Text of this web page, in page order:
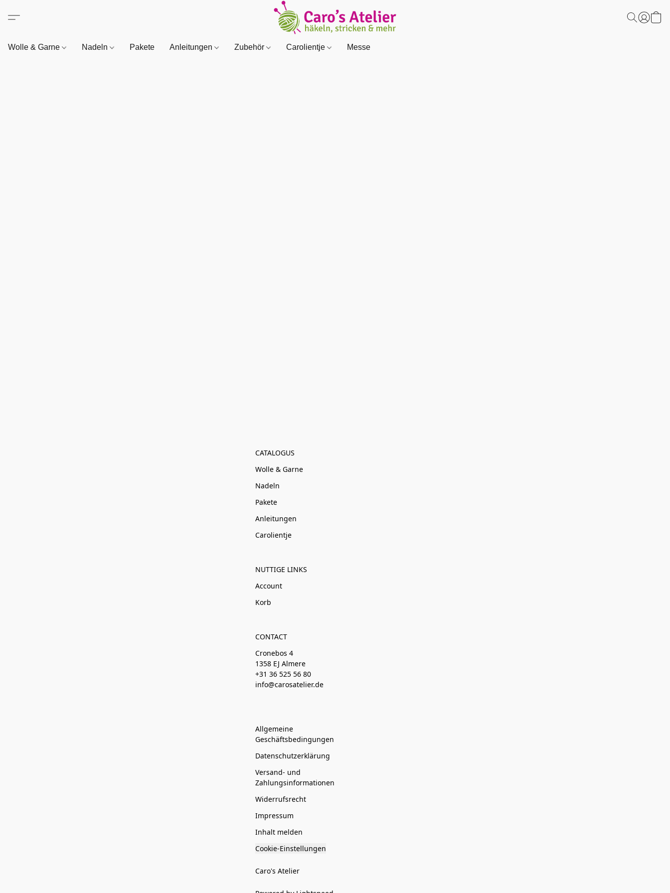
Wolle & Garne Nadeln Pakete Anleitungen Zubehör Carolientje Messe
CATALOGUS
Wolle & Garne
Nadeln
Pakete
Anleitungen
Carolientje
NUTTIGE LINKS
Account
Korb
CONTACT
Cronebos 4
1358 EJ Almere
+31 36 525 56 80
info@carosatelier.de
Allgemeine
Geschäftsbedingungen
Datenschutzerklärung
Versand- und
Zahlungsinformationen
Widerrufsrecht
Impressum
Inhalt melden
Cookie-Einstellungen
Caro's Atelier